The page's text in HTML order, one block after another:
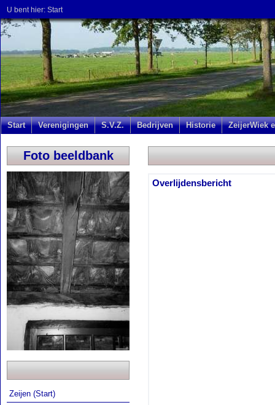
U bent hier: Start
Start Verenigingen S.V.Z. Bedrijven Historie ZeijerWiek
Foto beeldbank
Zeijen (Start)
Overlijdensbericht